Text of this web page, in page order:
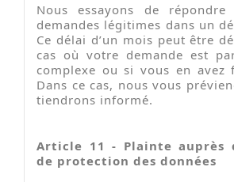
Nous essayons de
demandes légitimes dans un
Ce délai d’un mois peut être
cas où votre demande est
complexe ou si vous en avez
Dans ce cas, nous vous
tiendrons informé.
Article 11 - Plainte auprès
de protection des données